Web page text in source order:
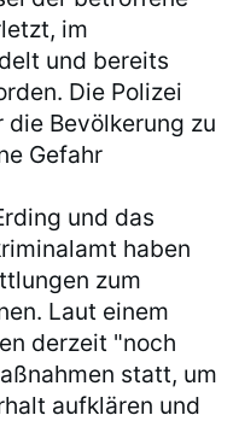
im
und bereits
Die Polizei
Bevölkerung zu
Gefahr
und das
haben
zum
Laut einem
derzeit "noch
statt, um
aufklären und